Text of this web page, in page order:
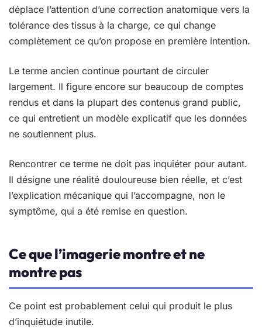
déplace l’attention d’une correction anatomique vers la
tolérance des tissus à la charge, ce qui change
complètement ce qu’on propose en première intention.
Le terme ancien continue pourtant de circuler
largement. Il figure encore sur beaucoup de comptes
rendus et dans la plupart des contenus grand public,
ce qui entretient un modèle explicatif que les données
ne soutiennent plus.
Rencontrer ce terme ne doit pas inquiéter pour autant.
Il désigne une réalité douloureuse bien réelle, et c’est
l’explication mécanique qui l’accompagne, non le
symptôme, qui a été remise en question.
Ce que l’imagerie montre et ne
montre pas
Ce point est probablement celui qui produit le plus
d’inquiétude inutile.